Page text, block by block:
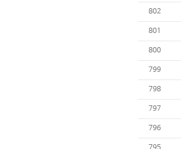
802
801
800
799
798
797
796